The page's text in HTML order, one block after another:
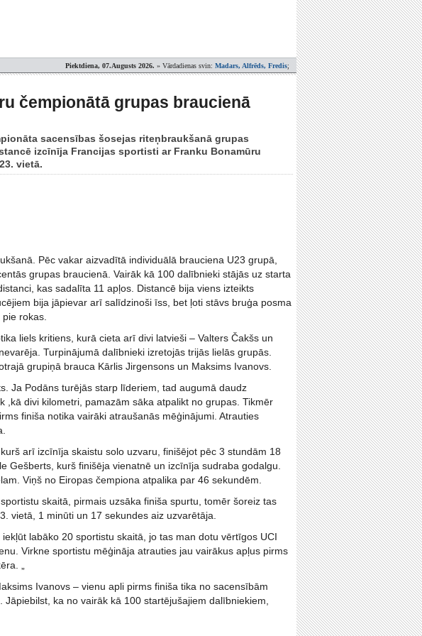
Piektdiena, 07.Augusts 2026. » Vārdadienas svin: Madars, Alfrēds, Fredis;
čempionātā grupas braucienā
sacensības šosejas riteņbraukšanā grupas
izcīnīja Francijas sportisti ar Franku Bonamūru
vietā.
Pēc vakar aizvadītā individuālā brauciena U23 grupā,
grupas braucienā. Vairāk kā 100 dalībnieki stājās uz starta
kas sadalīta 11 apļos. Distancē bija viens izteikts
bija jāpievar arī salīdzinoši īss, bet ļoti stāvs bruģa posma
rokas.
liels kritiens, kurā cieta arī divi latvieši – Valters Čakšs un
Turpinājumā dalībnieki izretojās trijās lielās grupās.
grupiņā brauca Kārlis Jirgensons un Maksims Ivanovs.
Ja Podāns turējās starp līderiem, tad augumā daudz
divi kilometri, pamazām sāka atpalikt no grupas. Tikmēr
finiša notika vairāki atraušanās mēģinājumi. Atrauties
arī izcīnīja skaistu solo uzvaru, finišējot pēc 3 stundām 18
Gešberts, kurš finišēja vienatnē un izcīnīja sudraba godalgu.
Viņš no Eiropas čempiona atpalika par 46 sekundēm.
skaitā, pirmais uzsāka finiša spurtu, tomēr šoreiz tas
vietā, 1 minūti un 17 sekundes aiz uzvarētāja.
labāko 20 sportistu skaitā, jo tas man dotu vērtīgos UCI
Virkne sportistu mēģināja atrauties jau vairākus apļus pirms
„
Ivanovs – vienu apli pirms finiša tika no sacensībām
ka no vairāk kā 100 startējušajiem dalībniekiem,